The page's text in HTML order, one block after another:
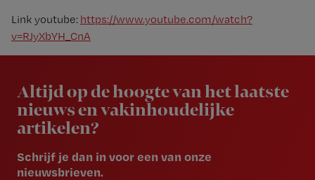
Link youtube: https://www.youtube.com/watch?
v=RJyXbYH_CnA
Altijd op de hoogte van het laatste
nieuws en vakinhoudelijke
artikelen?
Schrijf je dan in voor een van onze
nieuwsbrieven.